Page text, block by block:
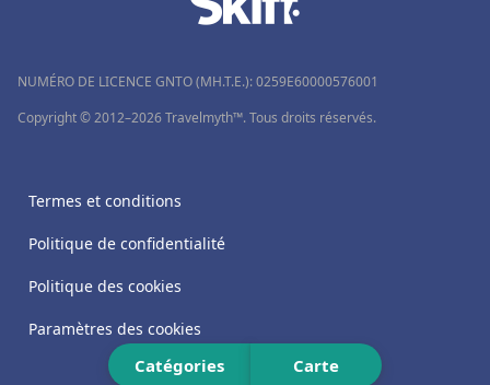
Hôtels à Lloret de Mar
Hôtels à Palm Springs
Hôtels à Vernet-les-Bains
Catégories Carte
NUMÉRO DE LICENCE GNTO (MH.T.E.): 0259Ε60000576001
Copyright © 2012–2026 Travelmyth™. Tous droits réservés.
Termes et conditions
Politique de confidentialité
Politique des cookies
Paramètres des cookies